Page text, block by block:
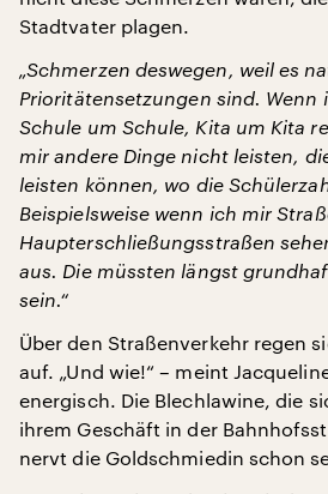
Stadtvater plagen.
„Schmerzen deswegen, weil es
Prioritätensetzungen sind. Wenn
Schule um Schule, Kita um Kita
mir andere Dinge nicht leisten,
leisten können, wo die
Beispielsweise wenn ich mir
Haupterschließungsstraßen
aus. Die müssten längst
sein.“
Über den Straßenverkehr regen
auf. „Und wie!“ – meint
energisch. Die Blechlawine, die
ihrem Geschäft in der
nervt die Goldschmiedin schon